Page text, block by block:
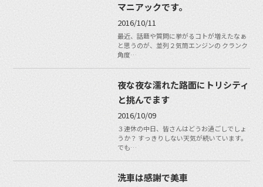
マニアックです。
2016/10/11
最近、話題や質問に挙がるコトが増えたなぁ
と思うのが、並列２気筒エンジンの クランク
角度…
夜な夜な濡れた路面にトリシティ
と挑んでます
2016/10/09
３連休の中日、皆さんはどうお過ごしでしょ
うか？ すっきりしない天気が続いています。
でも…
洗車は感謝で美車